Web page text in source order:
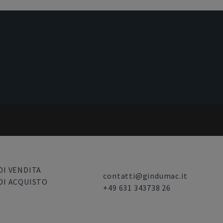
VENDITA
ACQUISTO
contatti@gindumac.it
+49 631 343738 26